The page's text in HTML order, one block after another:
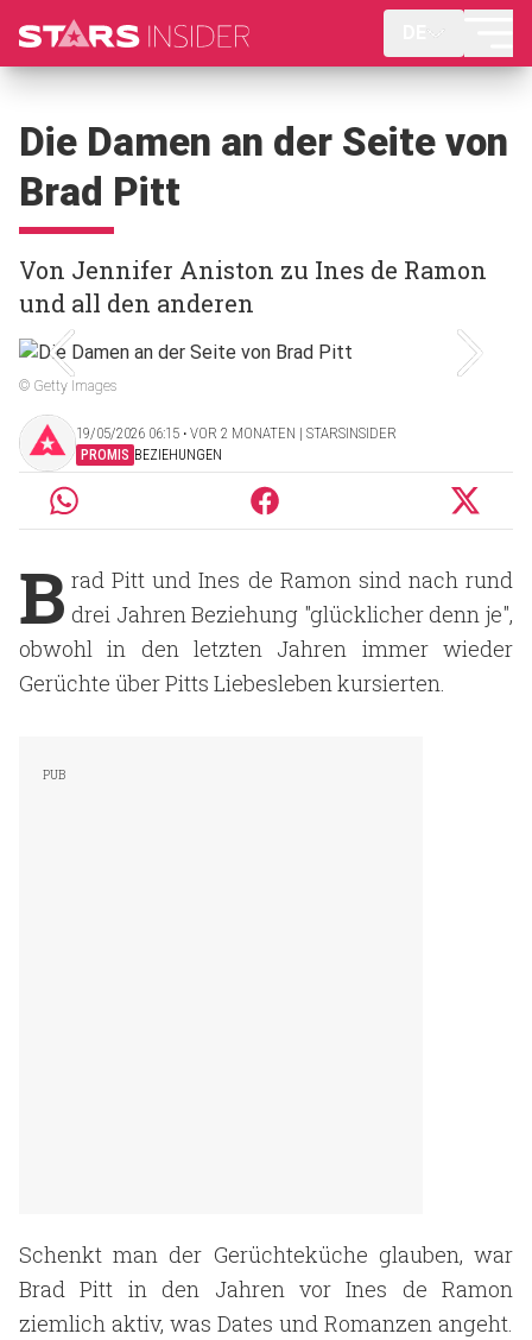
Die Damen an der Seite von
Brad Pitt
Von Jennifer Aniston zu Ines de Ramon
und all den anderen
© Getty Images
19/05/2026 06:15 ‧ VOR 2 MONATEN | STARSINSIDER
PROMIS BEZIEHUNGEN
B rad Pitt und Ines de Ramon sind nach rund
drei Jahren Beziehung "glücklicher denn je",
obwohl in den letzten Jahren immer wieder
Gerüchte über Pitts Liebesleben kursierten.
Schenkt man der Gerüchteküche glauben, war
Brad Pitt in den Jahren vor Ines de Ramon
ziemlich aktiv, was Dates und Romanzen angeht.